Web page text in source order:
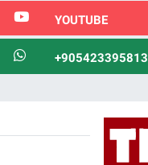
YOUTUBE
+905423395813